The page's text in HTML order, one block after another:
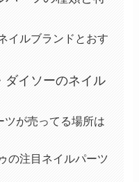
イルブランドとおす
ダイソーのネイル
ツが売ってる場所は
の注目ネイルパーツ